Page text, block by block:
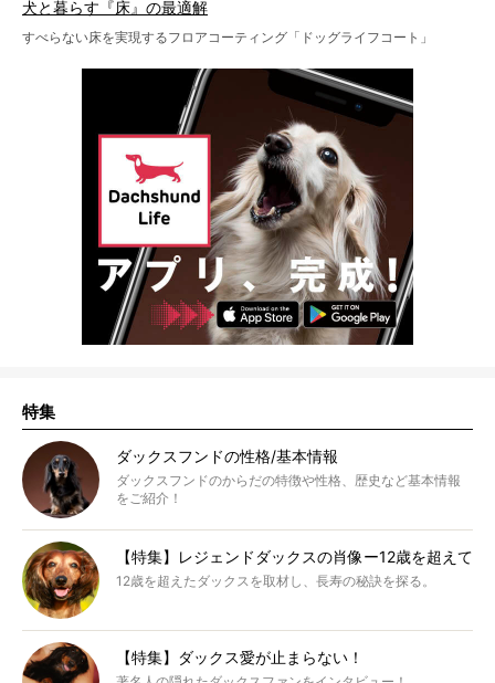
犬と暮らす『床』の最適解
すべらない床を実現するフロアコーティング「ドッグライフコート」
特集
ダックスフンドの性格/基本情報
ダックスフンドのからだの特徴や性格、歴史など基本情報
をご紹介！
【特集】レジェンドダックスの肖像ー12歳を超えて
12歳を超えたダックスを取材し、長寿の秘訣を探る。
【特集】ダックス愛が止まらない！